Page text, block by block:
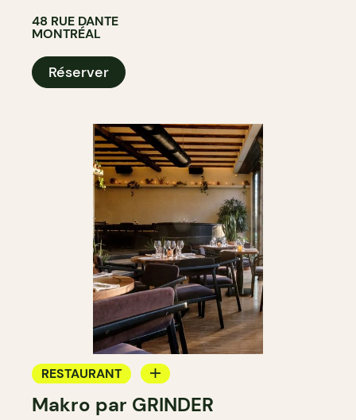
48 RUE DANTE
MONTRÉAL
Réserver
RESTAURANT
BAR À COCKTAIL
Makro par GRINDER